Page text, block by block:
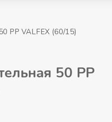
РР VALFEX (60/15)
50 РР